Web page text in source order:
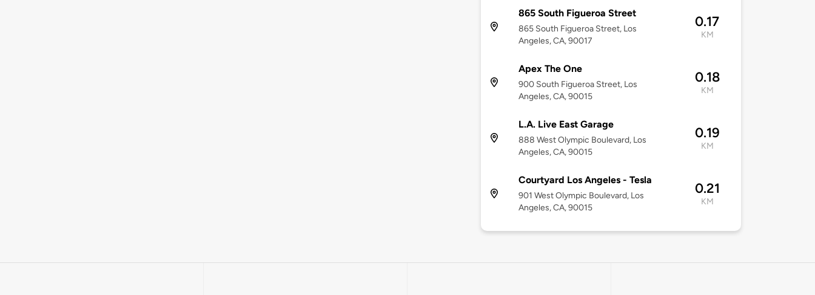
865 South Figueroa Street
865 South Figueroa Street, Los
Angeles, CA, 90017
0.17
KM
Apex The One
900 South Figueroa Street, Los
Angeles, CA, 90015
0.18
KM
L.A. Live East Garage
888 West Olympic Boulevard, Los
Angeles, CA, 90015
0.19
KM
Courtyard Los Angeles - Tesla
901 West Olympic Boulevard, Los
Angeles, CA, 90015
0.21
KM